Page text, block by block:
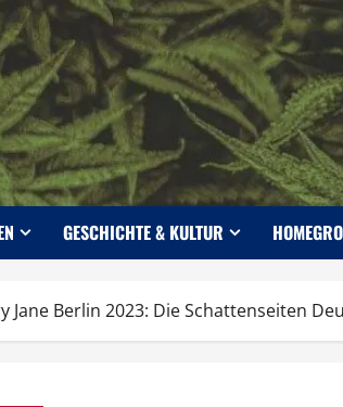
GESCHICHTE & KULTUR
Jane Berlin 2023: Die Schattenseiten